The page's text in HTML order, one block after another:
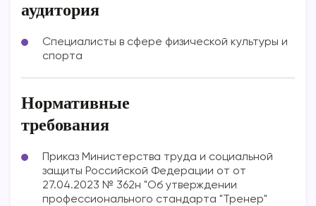
аудитория
Специалисты в сфере физической культуры и
спорта
Нормативные
требования
Приказ Министерства труда и социальной
защиты Российской Федерации от от
27.04.2023 № 362н "Об утверждении
профессионального стандарта "Тренер"